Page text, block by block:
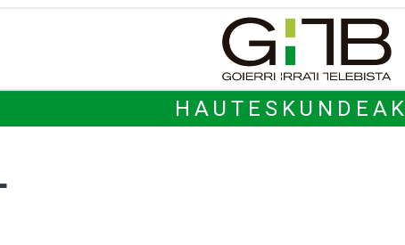
HAUTESKUNDEAK